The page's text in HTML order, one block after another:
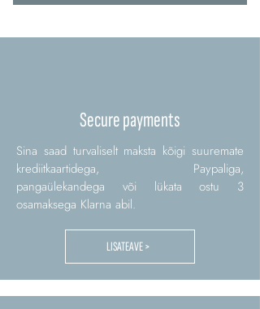
Secure payments
Sina saad turvaliselt maksta kõigi suuremate
krediitkaartidega, Paypaliga,
pangaülekandega või lükata ostu 3
osamaksega Klarna abil.
LISATEAVE >